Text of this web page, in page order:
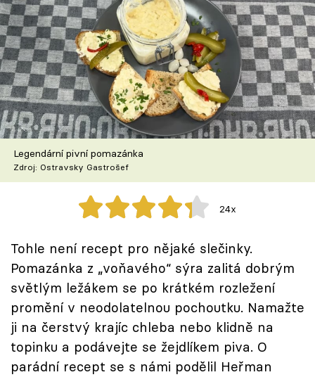
TV Program
Škola vaření
Recepty z TV
Speciál: Cuketa
Těhotnej kuchař
Sledujte prima+
Přihlášení
Sledujte nás
Legendární pivní pomazánka
Zdroj: Ostravsky Gastrošef
24x
Tohle není recept pro nějaké slečinky.
Pomazánka z „voňavého“ sýra zalitá dobrým
světlým ležákem se po krátkém rozležení
promění v neodolatelnou pochoutku. Namažte
ji na čerstvý krajíc chleba nebo klidně na
topinku a podávejte se žejdlíkem piva. O
parádní recept se s námi podělil Heřman